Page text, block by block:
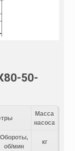
50-
Масса
насоса
Обороты,
об/мин
кг